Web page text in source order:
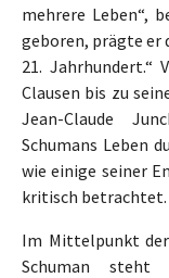
mehrere Leben“,
geboren, prägte er
21. Jahrhundert.“
Clausen bis zu
Jean-Claude
Schumans Leben
wie einige seiner
kritisch betrachtet.
Im Mittelpunkt
Schuman steht